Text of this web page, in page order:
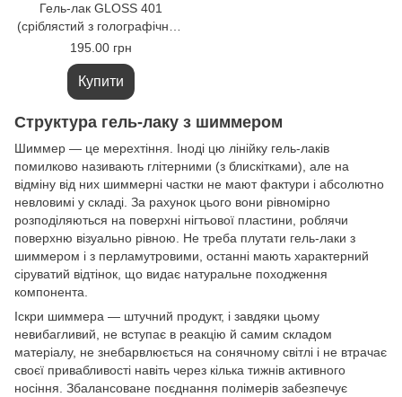
Гель-лак GLOSS 401
(сріблястий з голографічним
мікроблиском), 11 мл
195.00 грн
Купити
Структура гель-лаку з шиммером
Шиммер — це мерехтіння. Іноді цю лінійку гель-лаків
помилково називають глітерними (з блискітками), але на
відміну від них шиммерні частки не мают фактури і абсолютно
невловимі у складі. За рахунок цього вони рівномірно
розподіляються на поверхні нігтьової пластини, роблячи
поверхню візуально рівною. Не треба плутати гель-лаки з
шиммером і з перламутровими, останні мають характерний
сіруватий відтінок, що видає натуральне походження
компонента.
Іскри шиммера — штучний продукт, і завдяки цьому
невибагливий, не вступає в реакцію й самим складом
матеріалу, не знебарвлюється на сонячному світлі і не втрачає
своєї привабливості навіть через кілька тижнів активного
носіння. Збалансоване поєднання полімерів забезпечує